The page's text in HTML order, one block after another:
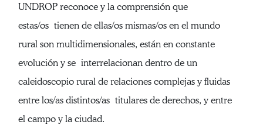
UNDROP reconoce y la comprensión que
estas/os tienen de ellas/os mismas/os en el mundo
rural son multidimensionales, están en constante
evolución y se interrelacionan dentro de un
caleidoscopio rural de relaciones complejas y fluidas
entre los/as distintos/as titulares de derechos, y entre
el campo y la ciudad.